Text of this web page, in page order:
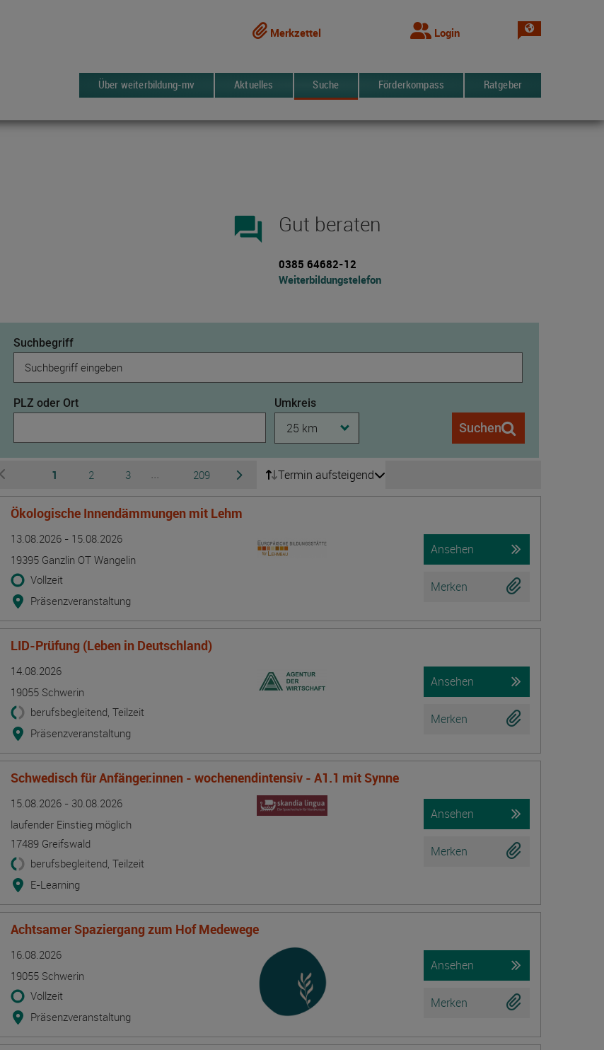
Merkzettel Login Sprache
Über weiterbildung-mv Aktuelles Suche Förderkompass Ratgeber
forum Gut beraten
0385 64682-12
Weiterbildungstelefon
Suchbegriff
PLZ oder Ort Umkreis
25 km Suchen
zur vorherigen Seite wechseln
Seite
1 Seite
2 Seite
3
...
Seite
209 zur nächsten Seite wechseln
Termin aufsteigend
Ökologische Innendämmungen mit Lehm
13.08.2026 - 15.08.2026
19395 Ganzlin OT Wangelin
Vollzeit
Präsenzveranstaltung
Ansehen
Merken
LID-Prüfung (Leben in Deutschland)
14.08.2026
19055 Schwerin
berufsbegleitend, Teilzeit
Präsenzveranstaltung
Ansehen
Merken
Schwedisch für Anfänger:innen - wochenendintensiv - A1.1 mit Synne
15.08.2026 - 30.08.2026
laufender Einstieg möglich
17489 Greifswald
berufsbegleitend, Teilzeit
E-Learning
Ansehen
Merken
Achtsamer Spaziergang zum Hof Medewege
16.08.2026
19055 Schwerin
Vollzeit
Präsenzveranstaltung
Ansehen
Merken